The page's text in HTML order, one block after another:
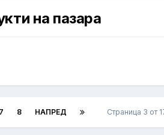
на пазара
7 8 НАПРЕД Страница 3 от